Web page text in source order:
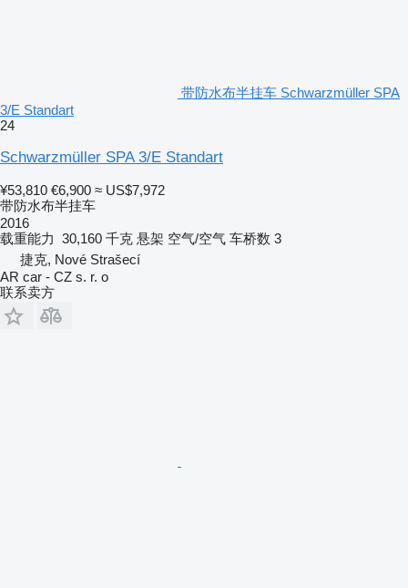
带防水布半挂车 Schwarzmüller SPA
3/E Standart
24
Schwarzmüller SPA 3/E Standart
¥53,810 €6,900 ≈ US$7,972
带防水布半挂车
2016
载重能力 30,160 千克 悬架 空气/空气 车桥数 3
捷克, Nové Strašecí
AR car - CZ s. r. o
联系卖方